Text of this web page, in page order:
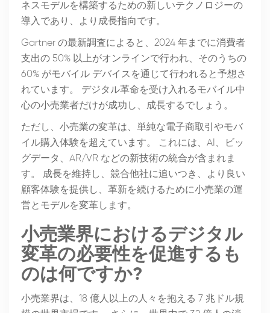
ネスモデルを構築するための新しいテクノロジーの
導入であり、より成長指向です。
Gartner の最新調査によると、2024 年までに消費者
支出の 50% 以上がオンラインで行われ、そのうちの
60% がモバイル デバイスを通じて行われると予想さ
れています。 デジタル革命を受け入れるモバイル中
心の小売業者だけが成功し、成長するでしょう。
ただし、小売業の変革は、単純な電子商取引やモバ
イル購入体験を超えています。 これには、AI、ビッ
グデータ、AR/VR などの新技術の統合が含まれま
す。 成長を維持し、競合他社に追いつき、より良い
顧客体験を提供し、革新を続けるために小売業の運
営とモデルを変革します。
小売業界におけるデジタル
変革の必要性を促進するも
のは何ですか?
小売業界は、18 億人以上の人々を抱える 7 兆ドル規